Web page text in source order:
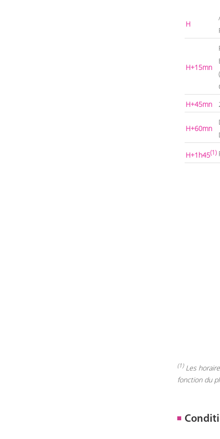
H
H+15mn
H+45mn
H+60mn
H+1h45(1)
(1)Les
fonction du